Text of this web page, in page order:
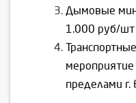
Дымовые
1.000 руб/шт
мероприятие
пределами г.